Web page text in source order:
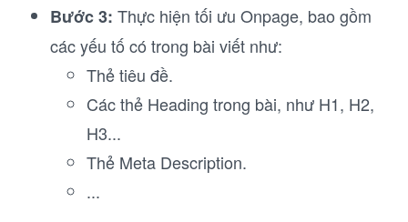
Bước 3: Thực hiện tối ưu Onpage, bao gồm
các yếu tố có trong bài viết như:
Thẻ tiêu đề.
Các thẻ Heading trong bài, như H1, H2,
H3...
Thẻ Meta Description.
...